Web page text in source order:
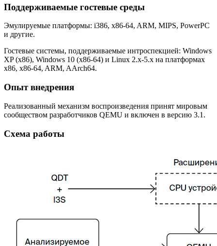
Поддерживаемые гостевые среды
Эмулируемые платформы: i386, x86-64, ARM, MIPS, PowerPC
и другие.
Гостевые системы, поддерживаемые интроспекцией: Windows
XP (x86), Windows 10 (x86-64) и Linux 2.x-5.x на платформах
x86, x86-64, ARM, AArch64.
Опыт внедрения
Реализованный механизм воспроизведения принят мировым
сообществом разработчиков QEMU и включен в версию 3.1.
Схема работы